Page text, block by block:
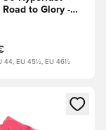
Road to Glory -
44, EU 45½, EU 46½
εγγραφείτε ως
ένα Modal για να